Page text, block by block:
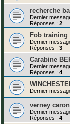
recherche
Dernier
Réponses : 2
Fob
Dernier
Réponses : 3
Carabine
Dernier
Réponses : 4
Dernier
verney
Dernier
Réponses : 4